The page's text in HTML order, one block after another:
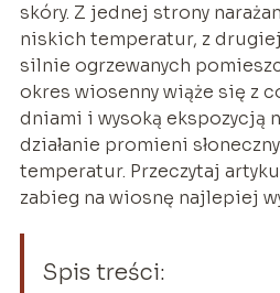
skóry. Z jednej strony
niskich temperatur, z
silnie ogrzewanych
okres wiosenny wiąże się z
dniami i wysoką ekspozycją
działanie promieni
temperatur. Przeczytaj
zabieg na wiosnę najlepiej
Spis treści: